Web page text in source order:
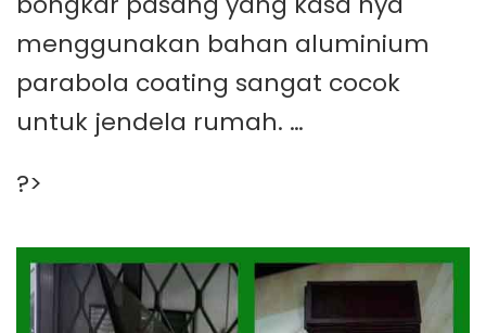
menggunakan bahan aluminium
parabola coating sangat cocok
untuk jendela rumah. …
?>